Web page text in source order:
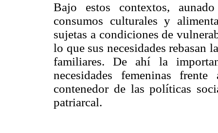
Bajo estos contextos,
consumos culturales y
sujetas a condiciones de
lo que sus necesidades rebasan
familiares. De ahí la
necesidades femeninas
contenedor de las políticas
patriarcal.